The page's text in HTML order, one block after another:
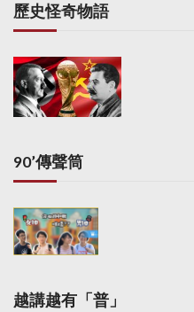
歷史怪奇物語
90’傳聲筒
越講越有「普」